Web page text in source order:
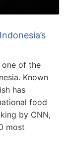
one of the
Known
has
food
by CNN,
most